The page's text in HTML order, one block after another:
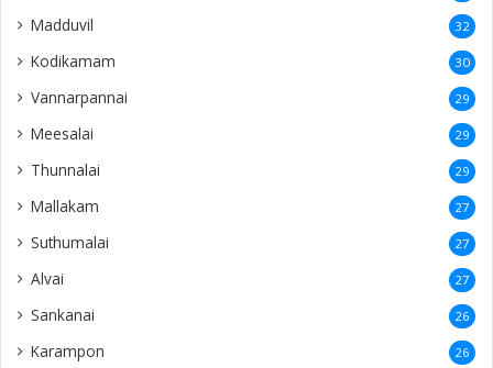
Madduvil 32
Kodikamam 30
Vannarpannai 29
Meesalai 29
Thunnalai 29
Mallakam 27
Suthumalai 27
Alvai 27
Sankanai 26
Karampon 26